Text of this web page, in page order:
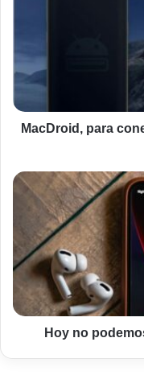
Android
con
Mac
MacDroid, para
Hoy
no
podemos
sin
Internet,
está
claro
Hoy no